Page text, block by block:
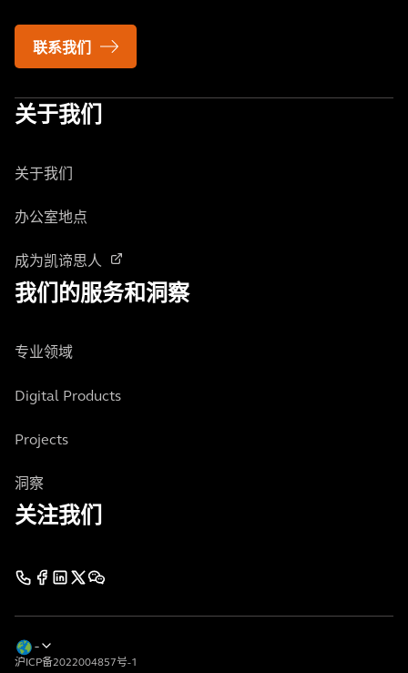
联系我们
关于我们
关于我们
办公室地点
成为凯谛思人
我们的服务和洞察
专业领域
Digital Products
Projects
洞察
关注我们
沪ICP备2022004857号-1